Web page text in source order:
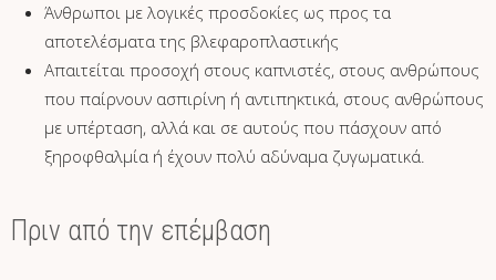
Άνθρωποι με λογικές προσδοκίες ως προς τα
αποτελέσματα της βλεφαροπλαστικής
Απαιτείται προσοχή στους καπνιστές, στους ανθρώπους
που παίρνουν ασπιρίνη ή αντιπηκτικά, στους ανθρώπους
με υπέρταση, αλλά και σε αυτούς που πάσχουν από
ξηροφθαλμία ή έχουν πολύ αδύναμα ζυγωματικά.
Πριν από την επέμβαση